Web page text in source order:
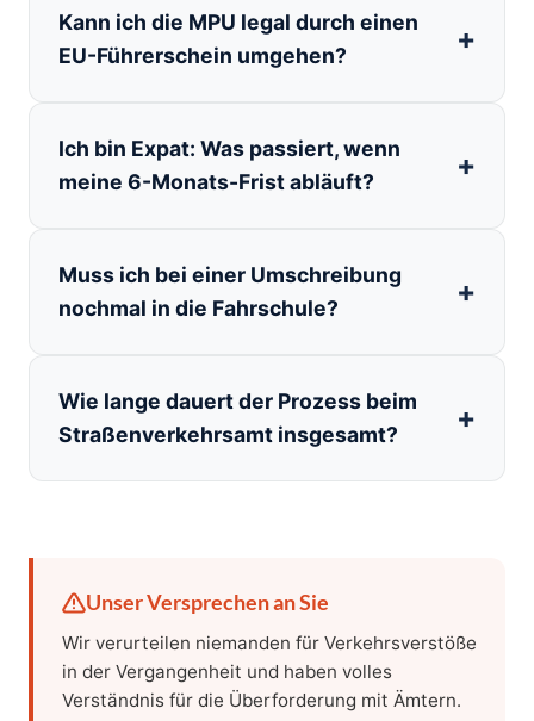
Kann ich die MPU legal durch einen
EU-Führerschein umgehen?
Ich bin Expat: Was passiert, wenn
meine 6-Monats-Frist abläuft?
Muss ich bei einer Umschreibung
nochmal in die Fahrschule?
Wie lange dauert der Prozess beim
Straßenverkehrsamt insgesamt?
Unser Versprechen an Sie
Wir verurteilen niemanden für Verkehrsverstöße
in der Vergangenheit und haben volles
Verständnis für die Überforderung mit Ämtern.